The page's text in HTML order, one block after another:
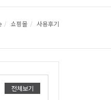
쇼핑몰 사용후기
전체보기